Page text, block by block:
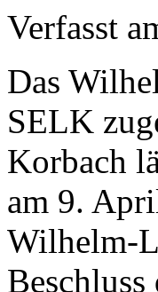
Verfasst
Das
SELK
Korbach
am 9.
Wilhelm-